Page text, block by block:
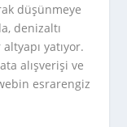
düşünmeye
denizaltı
yatıyor.
alışverişi ve
esrarengiz